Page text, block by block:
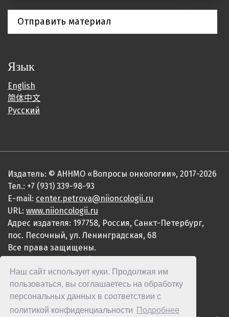
Наш сайт использует куки. Продолжая им
пользоваться, вы соглашаетесь на обработку
персональных данных в соответствии с
политикой конфиденциальности
Подробнее
Отправить материал
Язык
English
简体中文
Русский
Издатель: © АННМО «Вопросы онкологии», 2017-2026
Тел.: +7 (931) 339-98-93
E-mail: center.petrova@niioncologii.ru
URL: www.niioncologii.ru
Адрес издателя: 197758, Россия, Санкт-Петербург,
пос. Песочный, ул. Ленинградская, 68
Все права защищены.
ISSN 2949-4915 (Online)